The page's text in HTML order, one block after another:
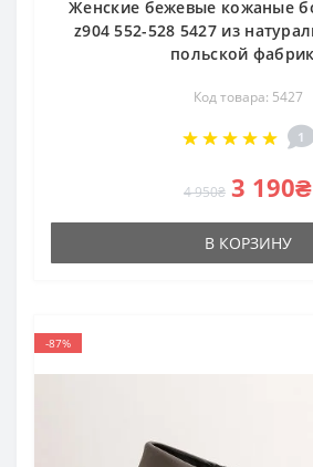
Женские бежевые кожаные
z904 552-528 5427 из
польской
Код товара: 5427
1
4 950₴ 3 190₴
В КОРЗИНУ
-87%